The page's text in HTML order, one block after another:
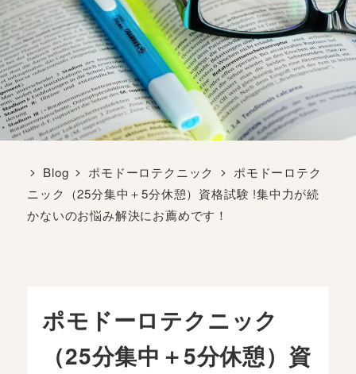
Blog ポモドーロテクニック
ポモドーロテク
ニック（25分集中＋5分休憩）資格試験 !集中力が続
かないのお悩み解決にお薦めです！
ポモドーロテクニック
（25分集中＋5分休憩）資